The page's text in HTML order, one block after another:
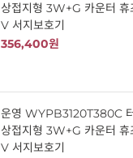
상접지형 3W+G 카운터
V 서지보호기
356,400원
운영 WYPB3120T380C
상접지형 3W+G 카운터
V 서지보호기